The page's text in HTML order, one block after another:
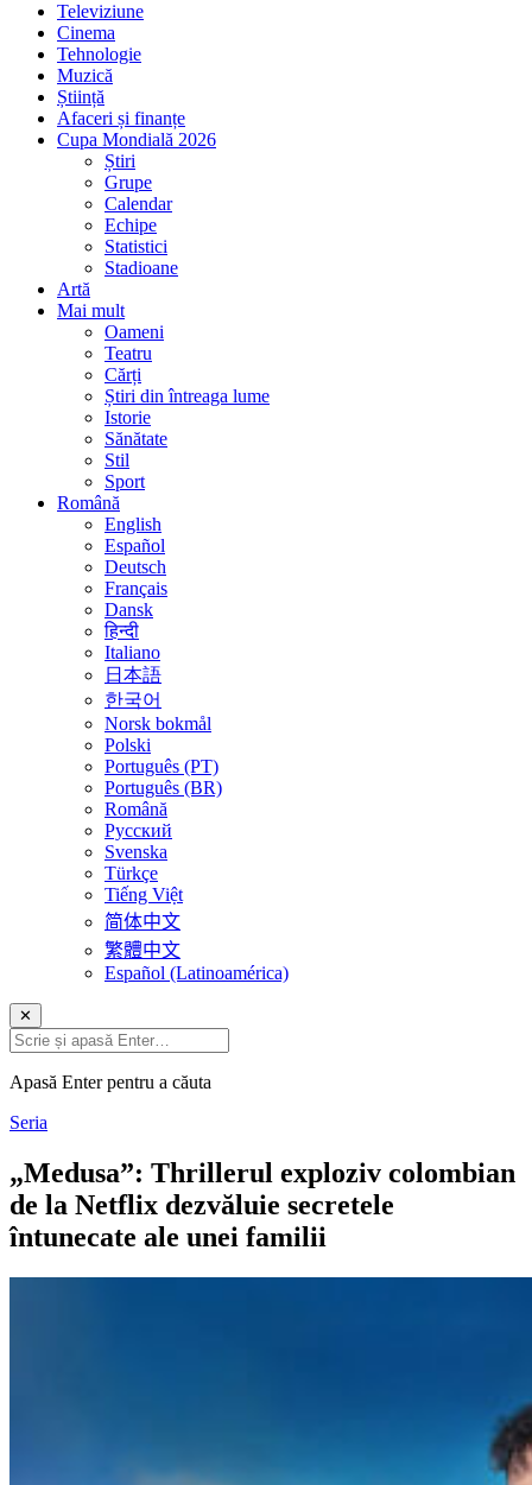
Televiziune
Cinema
Tehnologie
Muzică
Știință
Afaceri și finanțe
Cupa Mondială 2026
Știri
Grupe
Calendar
Echipe
Statistici
Stadioane
Artă
Mai mult
Oameni
Teatru
Cărți
Știri din întreaga lume
Istorie
Sănătate
Stil
Sport
Română
English
Español
Deutsch
Français
Dansk
हिन्दी
Italiano
日本語
한국어
Norsk bokmål
Polski
Português (PT)
Português (BR)
Română
Русский
Svenska
Türkçe
Tiếng Việt
简体中文
繁體中文
Español (Latinoamérica)
✕
Apasă Enter pentru a căuta
Seria
„Medusa”: Thrillerul exploziv colombian
de la Netflix dezvăluie secretele
întunecate ale unei familii